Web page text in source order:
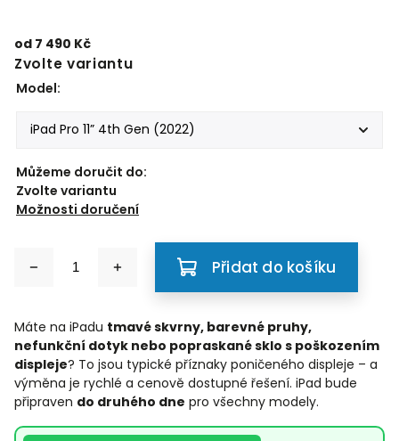
od 7 490 Kč
Zvolte variantu
Model:
Můžeme doručit do:
Zvolte variantu
Možnosti doručení
Přidat do košíku
Máte na iPadu tmavé skvrny, barevné pruhy,
nefunkční dotyk nebo popraskané sklo s poškozením
displeje? To jsou typické příznaky poničeného displeje – a
výměna je rychlé a cenově dostupné řešení. iPad bude
připraven do druhého dne pro všechny modely.